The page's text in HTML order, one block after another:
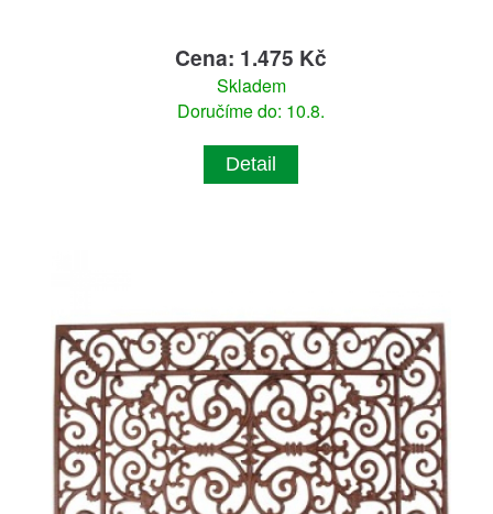
Cena: 1.475 Kč
Skladem
Doručíme do: 10.8.
Detail